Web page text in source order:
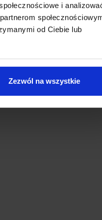
i
od Ciebie lub
Zezwól na wszystkie